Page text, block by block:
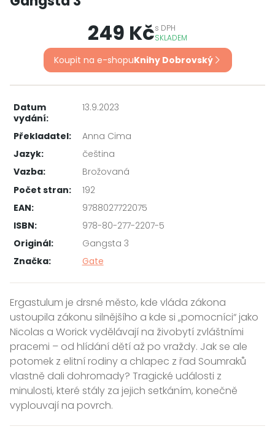
249 Kčs DPH
SKLADEM
Koupit na e-shopuKnihy Dobrovský
Datum
vydání:
13.9.2023
Překladatel:
Anna Cima
Jazyk:
čeština
Vazba:
Brožovaná
Počet stran:
192
EAN:
9788027722075
ISBN:
978-80-277-2207-5
Originál:
Gangsta 3
Značka:
Gate
Ergastulum je drsné město, kde vláda zákona
ustoupila zákonu silnějšího a kde si „pomocníci“ jako
Nicolas a Worick vydělávají na živobytí zvláštními
pracemi – od hlídání dětí až po vraždy. Jak se ale
potomek z elitní rodiny a chlapec z řad Soumraků
vlastně dali dohromady? Tragické události z
minulosti, které stály za jejich setkáním, konečně
vyplouvají na povrch.